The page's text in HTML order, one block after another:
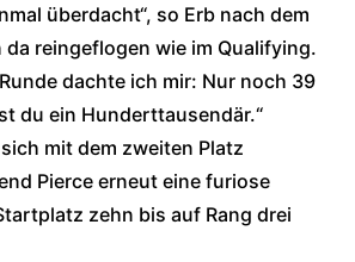
überdacht“, so Erb nach dem
da reingeflogen wie im Qualifying.
dachte ich mir: Nur noch 39
du ein Hunderttausendär.“
mit dem zweiten Platz
Pierce erneut eine furiose
zehn bis auf Rang drei